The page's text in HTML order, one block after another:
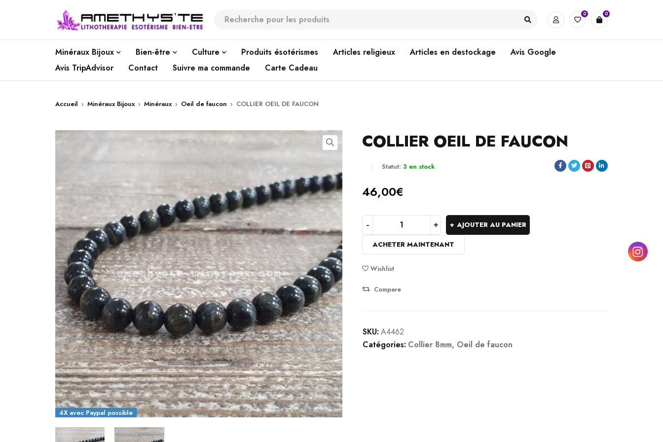
0 0
Minéraux Bijoux Bien-être Culture Produits ésotérismes Articles religieux Articles en destockage
Avis Google
Avis TripAdvisor
Contact Suivre ma commande Carte Cadeau
Accueil › Minéraux Bijoux › Minéraux › Oeil de faucon › COLLIER OEIL DE FAUCON
4X avec Paypal possible
COLLIER OEIL DE FAUCON
Statut: 3 en stock
46,00€
AJOUTER AU PANIER
ACHETER MAINTENANT
Wishlist
Compare
SKU: A4462
Catégories: Collier 8mm, Oeil de faucon